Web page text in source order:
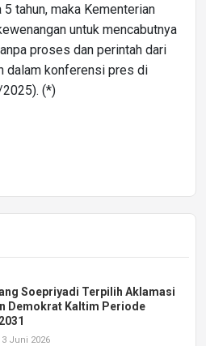
tahun, maka Kementerian
untuk mencabutnya
proses dan perintah dari
dalam konferensi pres di
2025). (*)
Soepriyadi Terpilih Aklamasi
Demokrat Kaltim Periode
Juni 2026